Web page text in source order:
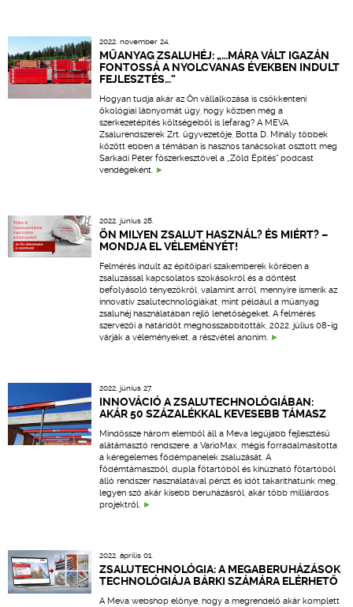
2022. november 24.
MŰANYAG ZSALUHÉJ: „…MÁRA VÁLT IGAZÁN
FONTOSSÁ A NYOLCVANAS ÉVEKBEN INDULT
FEJLESZTÉS…”
Hogyan tudja akár az Ön vállalkozása is csökkenteni
ökológiai lábnyomát úgy, hogy közben még a
szerkezetépítés költségeiből is lefarag? A MEVA
Zsalurendszerek Zrt. ügyvezetője, Botta D. Mihály többek
között ebben a témában is hasznos tanácsokat osztott meg
Sarkadi Péter főszerkesztővel a „Zöld Építés” podcast
vendégeként.
2022. június 28.
ÖN MILYEN ZSALUT HASZNÁL? ÉS MIÉRT? –
MONDJA EL VÉLEMÉNYÉT!
Felmérés indult az építőipari szakemberek körében a
zsaluzással kapcsolatos szokásokról és a döntést
befolyásoló tényezőkről, valamint arról, mennyire ismerik az
innovatív zsalutechnológiákat, mint például a műanyag
zsaluhéj használatában rejlő lehetőségeket. A felmérés
szervezői a határidőt meghosszabbították, 2022. július 08-ig
várják a véleményeket, a részvétel anonim.
2022. június 27.
INNOVÁCIÓ A ZSALUTECHNOLÓGIÁBAN:
AKÁR 50 SZÁZALÉKKAL KEVESEBB TÁMASZ
Mindössze három elemből áll a Meva legújabb fejlesztésű
alátámasztó rendszere, a VarioMax, mégis forradalmasította
a kéregelemes födémpanelek zsaluzását. A
födémtámaszból, dupla főtartóból és kihúzható főtartóból
álló rendszer használatával pénzt és időt takaríthatunk meg,
legyen szó akár kisebb beruházásról, akár több milliárdos
projektről.
2022. április 01.
ZSALUTECHNOLÓGIA: A MEGABERUHÁZÁSOK
TECHNOLÓGIÁJA BÁRKI SZÁMÁRA ELÉRHETŐ
A Meva webshop előnye, hogy a megrendelő akár komplett